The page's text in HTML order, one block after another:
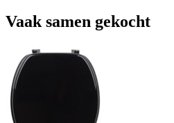
Vaak samen gekocht